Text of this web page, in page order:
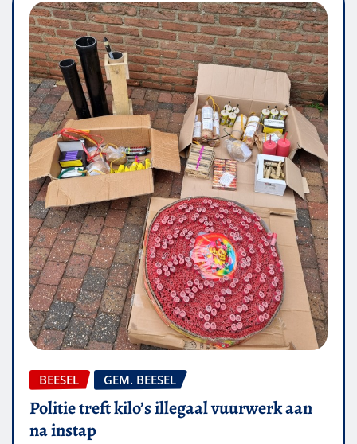
BEESEL GEM. BEESEL
Politie treft kilo’s illegaal vuurwerk aan
na instap